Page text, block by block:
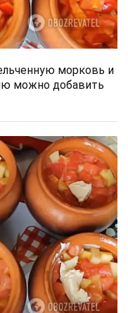
морковь и
можно добавить